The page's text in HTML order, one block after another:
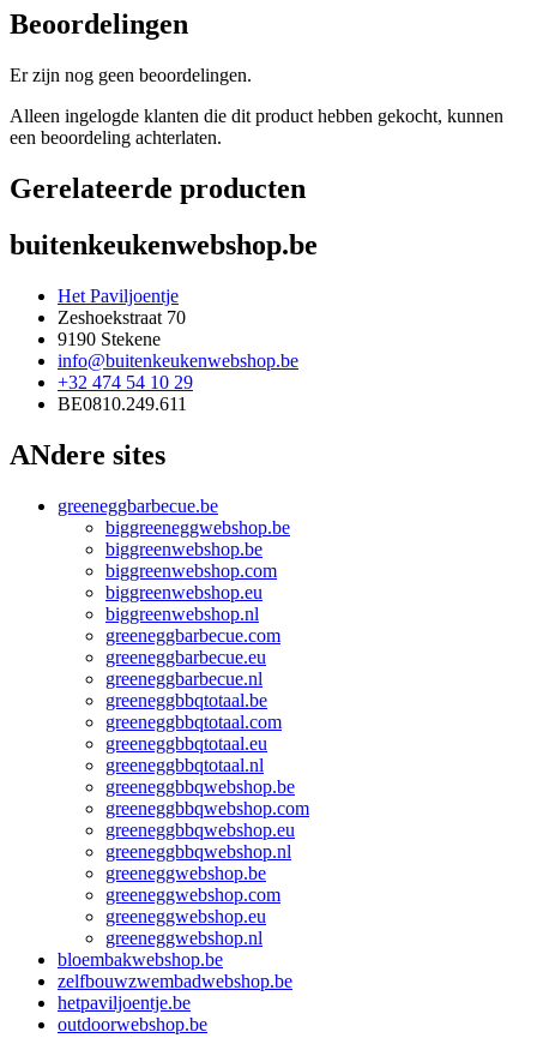
Beoordelingen
Er zijn nog geen beoordelingen.
Alleen ingelogde klanten die dit product hebben gekocht, kunnen
een beoordeling achterlaten.
Gerelateerde producten
buitenkeukenwebshop.be
Het Paviljoentje
Zeshoekstraat 70
9190 Stekene
info@buitenkeukenwebshop.be
+32 474 54 10 29
BE0810.249.611
ANdere sites
greeneggbarbecue.be
biggreeneggwebshop.be
biggreenwebshop.be
biggreenwebshop.com
biggreenwebshop.eu
biggreenwebshop.nl
greeneggbarbecue.com
greeneggbarbecue.eu
greeneggbarbecue.nl
greeneggbbqtotaal.be
greeneggbbqtotaal.com
greeneggbbqtotaal.eu
greeneggbbqtotaal.nl
greeneggbbqwebshop.be
greeneggbbqwebshop.com
greeneggbbqwebshop.eu
greeneggbbqwebshop.nl
greeneggwebshop.be
greeneggwebshop.com
greeneggwebshop.eu
greeneggwebshop.nl
bloembakwebshop.be
zelfbouwzwembadwebshop.be
hetpaviljoentje.be
outdoorwebshop.be